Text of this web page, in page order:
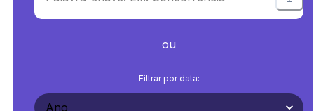
ou
Filtrar por data: